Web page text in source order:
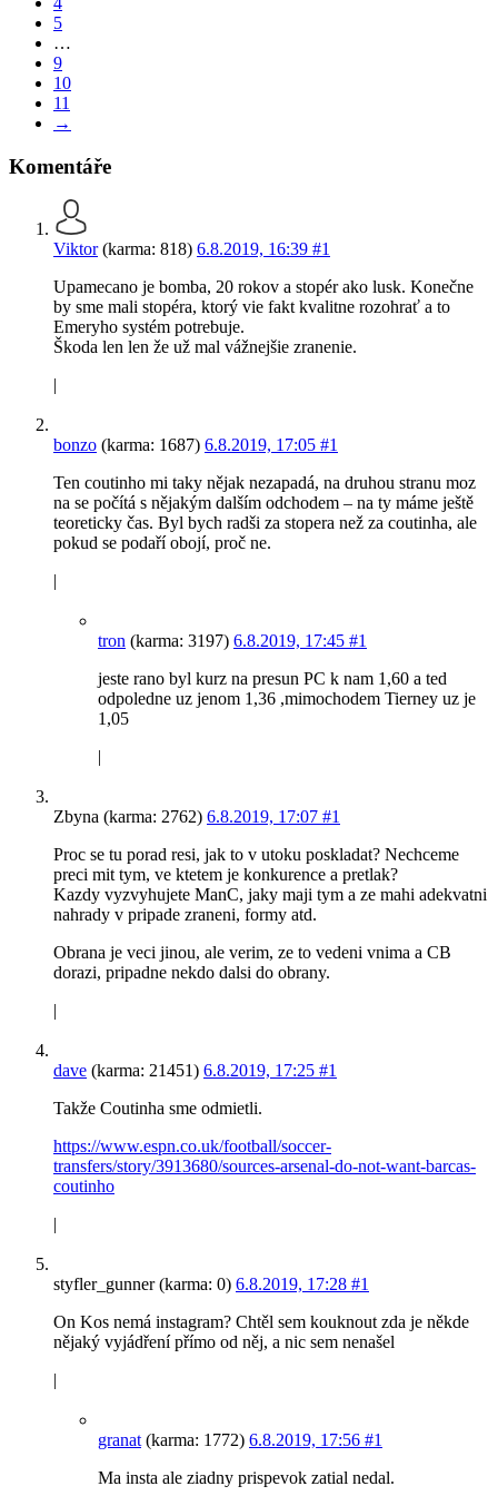
5
…
9
10
11
→
Komentáře
Viktor(karma: 818) 6.8.2019, 16:39 #1
Upamecano je bomba, 20 rokov a stopér ako lusk. Konečne
by sme mali stopéra, ktorý vie fakt kvalitne rozohrať a to
Emeryho systém potrebuje.
Škoda len len že už mal vážnejšie zranenie.
|
bonzo (karma: 1687) 6.8.2019, 17:05 #1
Ten coutinho mi taky nějak nezapadá, na druhou stranu moz
na se počítá s nějakým dalším odchodem – na ty máme ještě
teoreticky čas. Byl bych radši za stopera než za coutinha, ale
pokud se podaří obojí, proč ne.
|
tron (karma: 3197) 6.8.2019, 17:45 #1
jeste rano byl kurz na presun PC k nam 1,60 a ted
odpoledne uz jenom 1,36 ,mimochodem Tierney uz je
1,05
|
Zbyna (karma: 2762) 6.8.2019, 17:07 #1
Proc se tu porad resi, jak to v utoku poskladat? Nechceme
preci mit tym, ve ktetem je konkurence a pretlak?
Kazdy vyzvyhujete ManC, jaky maji tym a ze mahi adekvatni
nahrady v pripade zraneni, formy atd.
Obrana je veci jinou, ale verim, ze to vedeni vnima a CB
dorazi, pripadne nekdo dalsi do obrany.
|
dave (karma: 21451) 6.8.2019, 17:25 #1
Takže Coutinha sme odmietli.
https://www.espn.co.uk/football/soccer-
transfers/story/3913680/sources-arsenal-do-not-want-barcas-
coutinho
|
styfler_gunner (karma: 0) 6.8.2019, 17:28 #1
On Kos nemá instagram? Chtěl sem kouknout zda je někde
nějaký vyjádření přímo od něj, a nic sem nenašel
|
granat (karma: 1772) 6.8.2019, 17:56 #1
Ma insta ale ziadny prispevok zatial nedal.